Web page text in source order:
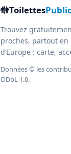
🚻Toilettes
Trouvez
proches, partout en
d’Europe : carte,
Données © les
ODbL 1.0.